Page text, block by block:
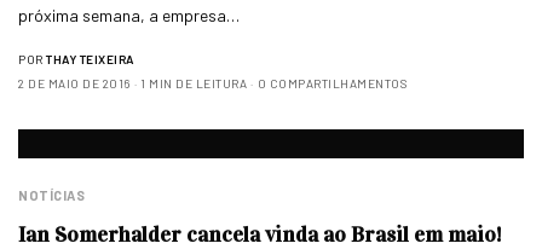
próxima semana, a empresa…
POR THAY TEIXEIRA
2 DE MAIO DE 2016
1 MIN DE LEITURA 0 COMPARTILHAMENTOS
NOTÍCIAS
Ian Somerhalder cancela vinda ao Brasil em maio!